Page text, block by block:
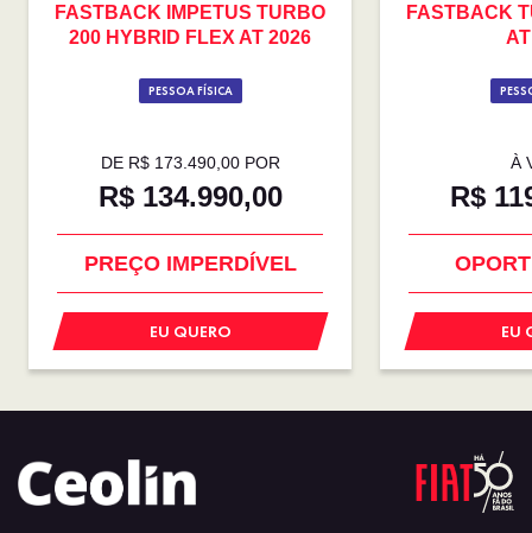
FASTBACK IMPETUS TURBO
200 HYBRID FLEX AT 2026
PESSOA FÍSICA
DE R$ 173.490,00 POR
R$ 134.990,00
PREÇO IMPERDÍVEL
EU QUERO
FASTBACK
À
R$
EU